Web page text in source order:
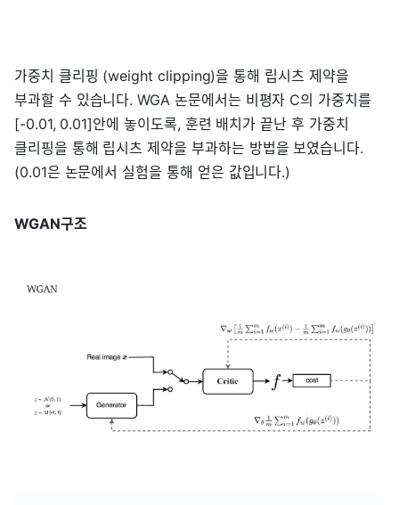
가중치 클리핑 (weight clipping)을 통해 립시츠 제약을
부과할 수 있습니다. WGA 논문에서는 비평자 C의 가중치를
[-0.01, 0.01]안에 놓이도록, 훈련 배치가 끝난 후 가중치
클리핑을 통해 립시츠 제약을 부과하는 방법을 보였습니다.
(0.01은 논문에서 실험을 통해 얻은 값입니다.)
WGAN구조